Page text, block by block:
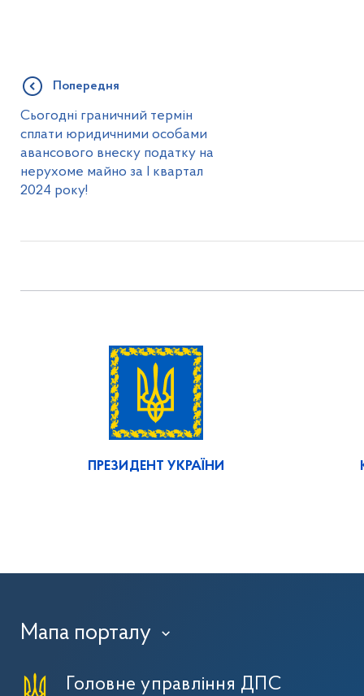
Попередня
Сьогодні граничний термін
сплати юридичними особами
авансового внеску податку на
нерухоме майно за І квартал
2024 року!
ПРЕЗИДЕНТ УКРАЇНИ
Мапа порталу ›
Головне управління ДПС